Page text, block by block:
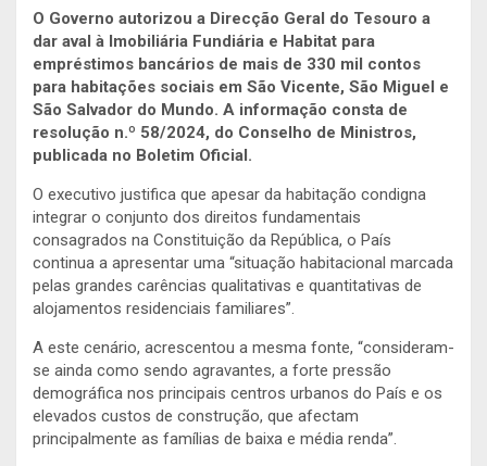
O Governo autorizou a Direcção Geral do Tesouro a
dar aval à Imobiliária Fundiária e Habitat para
empréstimos bancários de mais de 330 mil contos
para habitações sociais em São Vicente, São Miguel e
São Salvador do Mundo. A informação consta de
resolução n.º 58/2024, do Conselho de Ministros,
publicada no Boletim Oficial.
O executivo justifica que apesar da habitação condigna
integrar o conjunto dos direitos fundamentais
consagrados na Constituição da República, o País
continua a apresentar uma “situação habitacional marcada
pelas grandes carências qualitativas e quantitativas de
alojamentos residenciais familiares”.
A este cenário, acrescentou a mesma fonte, “consideram-
se ainda como sendo agravantes, a forte pressão
demográfica nos principais centros urbanos do País e os
elevados custos de construção, que afectam
principalmente as famílias de baixa e média renda”.